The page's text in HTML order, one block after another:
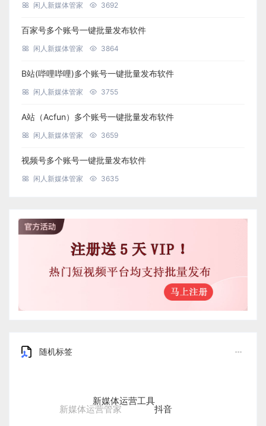
闲人新媒体管家 3692
百家号多个账号一键批量发布软件
闲人新媒体管家 3864
B站(哔哩哔哩)多个账号一键批量发布软件
闲人新媒体管家 3755
A站（Acfun）多个账号一键批量发布软件
闲人新媒体管家 3659
视频号多个账号一键批量发布软件
闲人新媒体管家 3635
随机标签
新媒体运营管家
新媒体运营工具
抖音